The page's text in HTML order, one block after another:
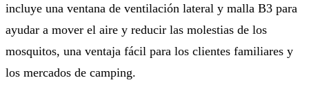
incluye una ventana de ventilación lateral y malla B3 para
ayudar a mover el aire y reducir las molestias de los
mosquitos, una ventaja fácil para los clientes familiares y
los mercados de camping.